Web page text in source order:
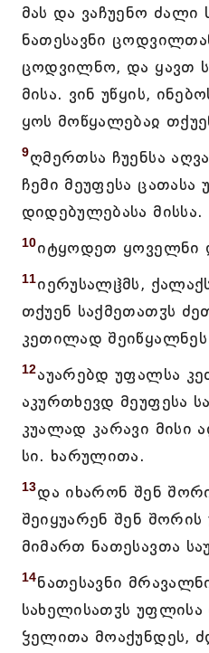
მას და ვაჩუენო ძალი
ნათესავნი
ცოდვილნო, და ყავთ
მისა. ვინ უწყის,
ყოს მოწყალებაჲ
9ღმერთსა ჩუენსა
ჩემი მეუფესა ცათასა
დიდებულებასა მისსა.
10იტყოდეთ ყოველნი
11იერუსალჱმს,
თქუენ საქმეთათჳს
კეთილად
12აუარებდ უფალსა
აკურთხევდ მეუფესა
კუალად კარავი მისი
სი. ხარულითა.
13და იხარონ შენ
შეიყუარენ შენ
მიმართ ნათესავთა
14ნათესავნი
სახელისათჳს
ჴელითა მოაქუნდეს,